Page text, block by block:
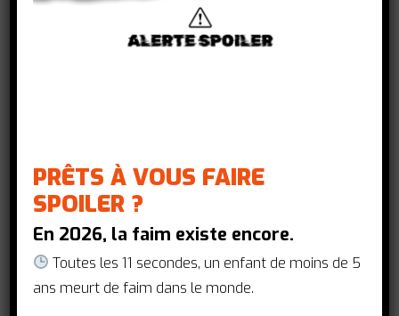
Action Santé Mondiale et Amref
s’associent à la dessinatrice Sara Liliane
persistante que rencontrent les femmes
et les filles dans l’accès à leur santé
sexuelle et reproductive.
PRÊTS À VOUS FAIRE
SPOILER ?
En 2026, la faim existe encore.
Toutes les 11 secondes, un enfant de moins de 5
ans meurt de faim dans le monde.